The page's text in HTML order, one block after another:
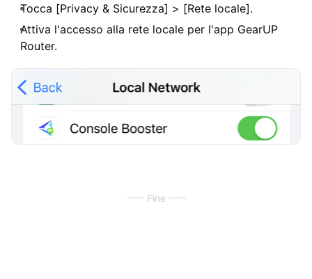
Tocca [Privacy & Sicurezza] > [Rete locale].
Attiva l'accesso alla rete locale per l'app GearUP
Router.
Fine